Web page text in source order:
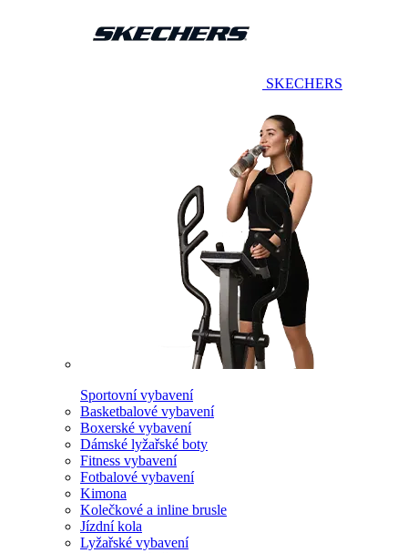
SKECHERS
Sportovní vybavení
Basketbalové vybavení
Boxerské vybavení
Dámské lyžařské boty
Fitness vybavení
Fotbalové vybavení
Kimona
Kolečkové a inline brusle
Jízdní kola
Lyžařské vybavení